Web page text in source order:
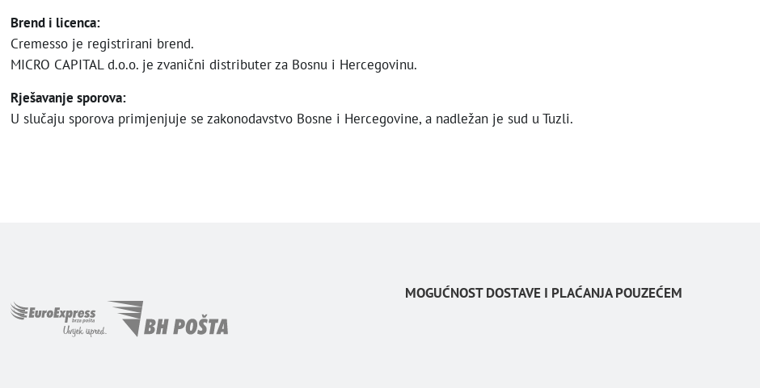
Brend i licenca:
Cremesso je registrirani brend.
MICRO CAPITAL d.o.o. je zvanični distributer za Bosnu i Hercegovinu.
Rješavanje sporova:
U slučaju sporova primjenjuje se zakonodavstvo Bosne i Hercegovine, a nadležan je sud u Tuzli.
MOGUĆNOST DOSTAVE I PLAĆANJA POUZEĆEM